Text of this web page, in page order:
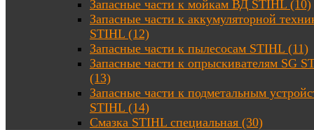
Запасные части к мойкам ВД STIHL (10)
Запасные части к аккумуляторной
STIHL (12)
Запасные части к пылесосам STIHL (11)
Запасные части к опрыскивателям SG
(13)
Запасные части к подметальным
STIHL (14)
Смазка STIHL специальная (30)